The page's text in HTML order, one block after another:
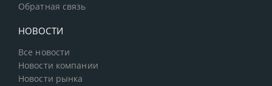
Обратная связь
НОВОСТИ
Все новости
Новости компании
Новости рынка